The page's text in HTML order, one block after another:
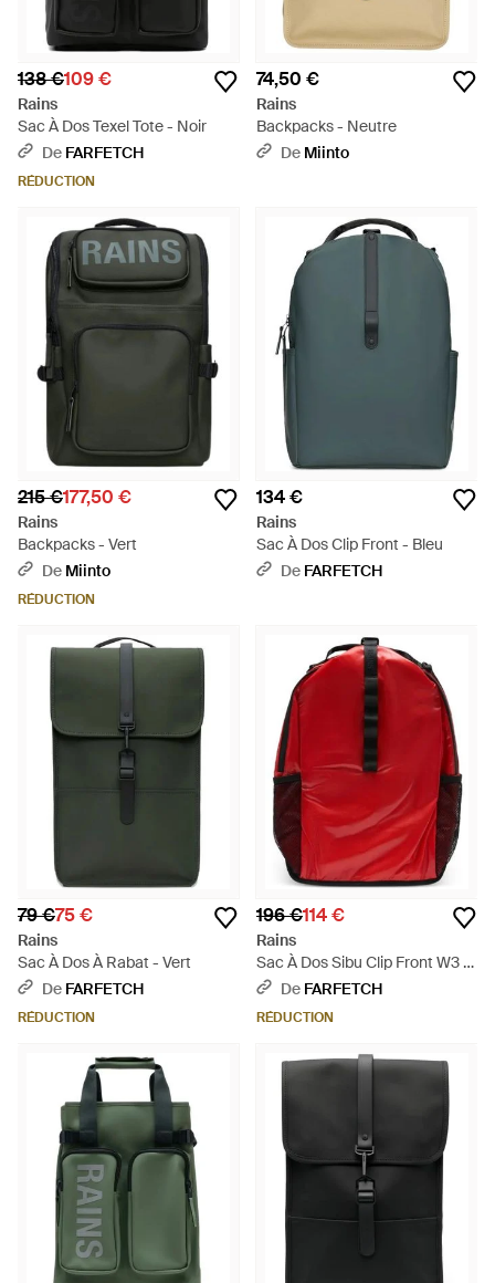
138 €109 €
Rains
Sac À Dos Texel Tote - Noir
De FARFETCH
RÉDUCTION
74,50 €
Rains
Backpacks - Neutre
De Miinto
215 €177,50 €
Rains
Backpacks - Vert
De Miinto
RÉDUCTION
134 €
Rains
Sac À Dos Clip Front - Bleu
De FARFETCH
79 €75 €
Rains
Sac À Dos À Rabat - Vert
De FARFETCH
RÉDUCTION
196 €114 €
Rains
Sac À Dos Sibu Clip Front W3 -
Rouge
De FARFETCH
RÉDUCTION